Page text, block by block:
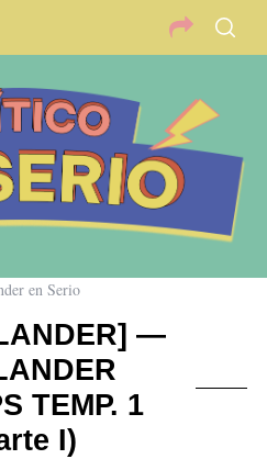
en Serio
—
TEMP. 1
I)